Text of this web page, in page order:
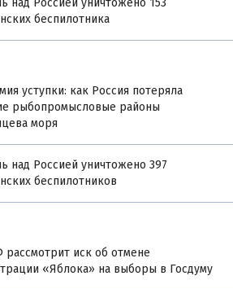
над Россией уничтожено 153
беспилотника
уступки: как Россия потеряла
рыбопромысловые районы
моря
над Россией уничтожено 397
беспилотников
иск об отмене
«Яблока» на выборы в Госдуму